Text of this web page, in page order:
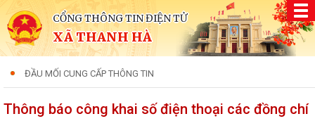
CỔNG THÔNG TIN ĐIỆN TỬ
XÃ THANH HÀ
ĐẦU MỐI CUNG CẤP THÔNG TIN
Thông báo công khai số điện thoại các đồng chí